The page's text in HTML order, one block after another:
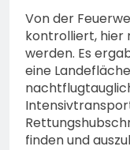
Von der
kontrolliert, hier
werden. Es
eine
finden und